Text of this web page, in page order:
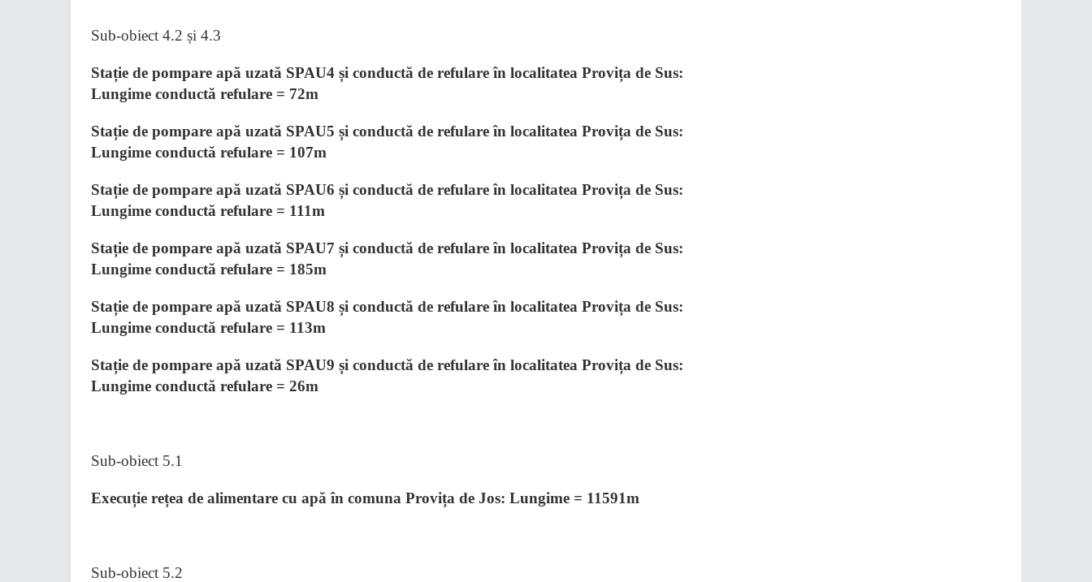
Sub-obiect 4.2 și 4.3
Stație de pompare apă uzată SPAU4 și conductă de refulare în localitatea Provița de Sus:
Lungime conductă refulare = 72m
Stație de pompare apă uzată SPAU5 și conductă de refulare în localitatea Provița de Sus:
Lungime conductă refulare = 107m
Stație de pompare apă uzată SPAU6 și conductă de refulare în localitatea Provița de Sus:
Lungime conductă refulare = 111m
Stație de pompare apă uzată SPAU7 și conductă de refulare în localitatea Provița de Sus:
Lungime conductă refulare = 185m
Stație de pompare apă uzată SPAU8 și conductă de refulare în localitatea Provița de Sus:
Lungime conductă refulare = 113m
Stație de pompare apă uzată SPAU9 și conductă de refulare în localitatea Provița de Sus:
Lungime conductă refulare = 26m
Sub-obiect 5.1
Execuție rețea de alimentare cu apă în comuna Provița de Jos: Lungime = 11591m
Sub-obiect 5.2